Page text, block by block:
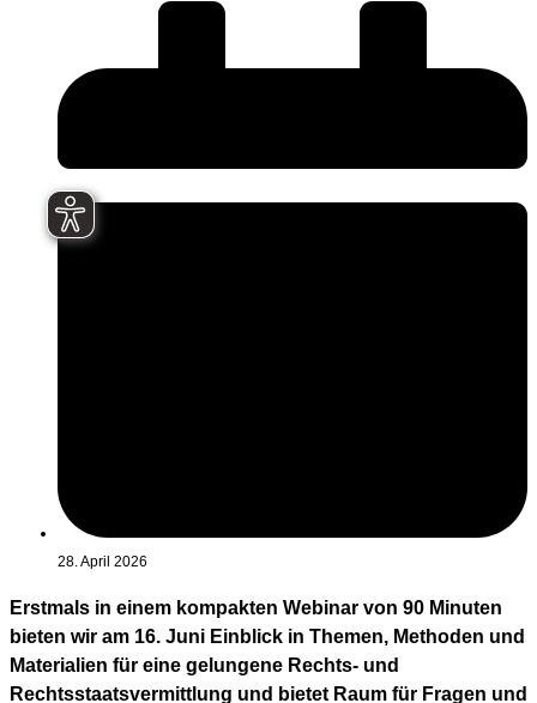
28. April 2026
Erstmals in einem kompakten Webinar von 90 Minuten
bieten wir am 16. Juni Einblick in Themen, Methoden und
Materialien für eine gelungene Rechts- und
Rechtsstaatsvermittlung und bietet Raum für Fragen und